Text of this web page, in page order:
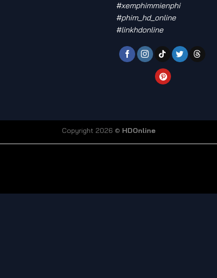
#xemphimmienphi
#phim_hd_online
#linkhdonline
Copyright 2026 © HDOnline